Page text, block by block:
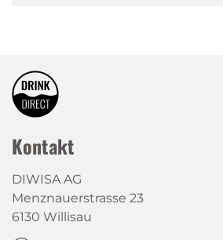
Kontakt
DIWISA AG
Menznauerstrasse 23
6130 Willisau